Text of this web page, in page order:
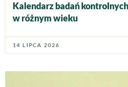
Kalendarz badań
w różnym wieku
14 LIPCA 2026